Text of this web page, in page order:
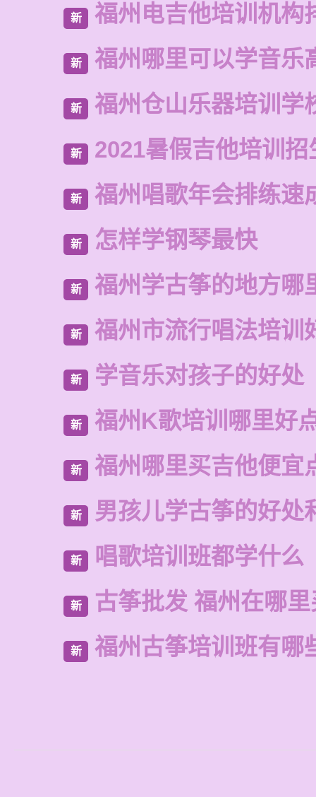
新 福州电吉他培训机构
新 福州哪里可以学音乐
新 福州仓山乐器培训学
新 2021暑假吉他培训招
新 福州唱歌年会排练速
新 怎样学钢琴最快
新 福州学古筝的地方哪
新 福州市流行唱法培训
新 学音乐对孩子的好处
新 福州K歌培训哪里好
新 福州哪里买吉他便宜
新 男孩儿学古筝的好处
新 唱歌培训班都学什么
新 古筝批发 福州在哪
新 福州古筝培训班有哪